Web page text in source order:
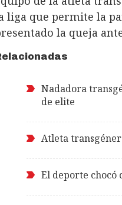
liga que permite la
la queja
Nadadora
de elite
Atleta
El deporte chocó